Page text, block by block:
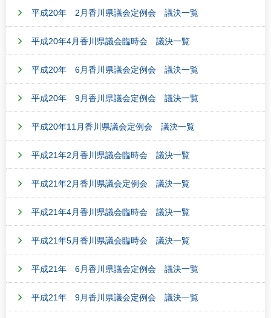
平成20年 2月香川県議会定例会 議決一覧
平成20年4月香川県議会臨時会 議決一覧
平成20年 6月香川県議会定例会 議決一覧
平成20年 9月香川県議会定例会 議決一覧
平成20年11月香川県議会定例会 議決一覧
平成21年2月香川県議会臨時会 議決一覧
平成21年2月香川県議会定例会 議決一覧
平成21年4月香川県議会臨時会 議決一覧
平成21年5月香川県議会臨時会 議決一覧
平成21年 6月香川県議会定例会 議決一覧
平成21年 9月香川県議会定例会 議決一覧